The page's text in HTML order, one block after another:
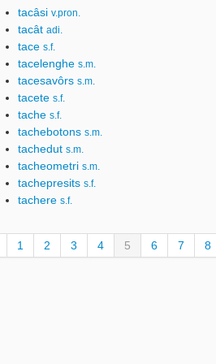
tacâsiv.pron.
tacâtadi.
taces.f.
tacelenghes.m.
tacesavôrss.m.
tacetes.f.
taches.f.
tachebotonss.m.
tacheduts.m.
tacheometris.m.
tachepresitss.f.
tacheres.f.
1 2 3 4 5 6 7 8